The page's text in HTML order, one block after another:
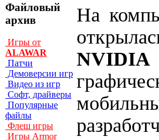
Файловый
архив
Игры от
ALAWAR
Патчи
Демоверсии игр
Видео из игр
Софт, драйверы
Популярные
файлы
Флеш игры
Игры Armor
На
NVIDIA